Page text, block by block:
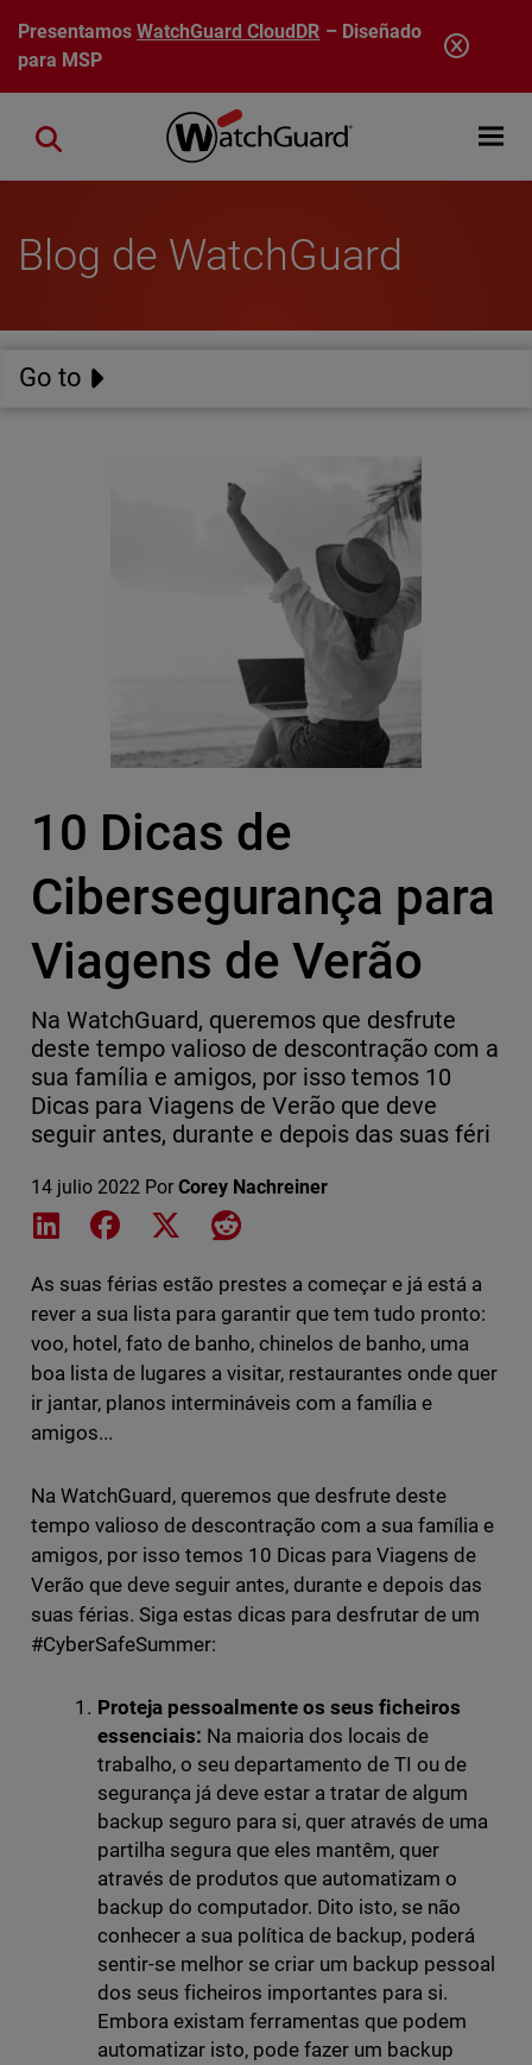
Pasar al contenido principal
PresentamosWatchGuard CloudDR – Diseñado
para MSP
Open
Close search
Blog de WatchGuard
Go to
10 Dicas de
Cibersegurança para
Viagens de Verão
Na WatchGuard, queremos que desfrute
deste tempo valioso de descontração com a
sua família e amigos, por isso temos 10
Dicas para Viagens de Verão que deve
seguir antes, durante e depois das suas féri
14 julio 2022 Por Corey Nachreiner
Share on LinkedIn
Share on Facebook
Share on XShare on Reddit
As suas férias estão prestes a começar e já está a
rever a sua lista para garantir que tem tudo pronto:
voo, hotel, fato de banho, chinelos de banho, uma
boa lista de lugares a visitar, restaurantes onde quer
ir jantar, planos intermináveis com a família e
amigos...
Na WatchGuard, queremos que desfrute deste
tempo valioso de descontração com a sua família e
amigos, por isso temos 10 Dicas para Viagens de
Verão que deve seguir antes, durante e depois das
suas férias. Siga estas dicas para desfrutar de um
#CyberSafeSummer:
Proteja pessoalmente os seus ficheiros
essenciais: Na maioria dos locais de
trabalho, o seu departamento de TI ou de
segurança já deve estar a tratar de algum
backup seguro para si, quer através de uma
partilha segura que eles mantêm, quer
através de produtos que automatizam o
backup do computador. Dito isto, se não
conhecer a sua política de backup, poderá
sentir-se melhor se criar um backup pessoal
dos seus ficheiros importantes para si.
Embora existam ferramentas que podem
automatizar isto, pode fazer um backup